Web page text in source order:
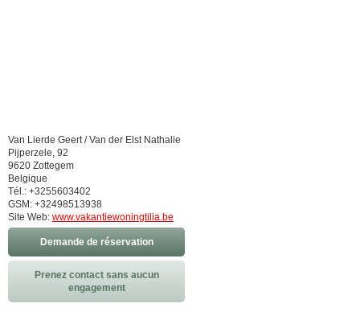
Van Lierde Geert / Van der Elst Nathalie
Pijperzele, 92
9620 Zottegem
Belgique
Tél.: +3255603402
GSM: +32498513938
Site Web: www.vakantiewoningtilia.be
Demande de réservation
Prenez contact sans aucun
engagement